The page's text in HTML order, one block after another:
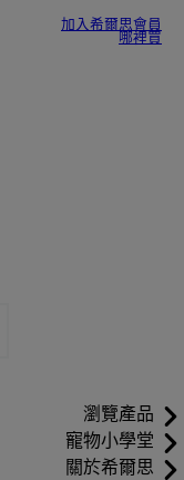
加入希爾思會員
哪裡買
瀏覽產品
寵物小學堂
關於希爾思